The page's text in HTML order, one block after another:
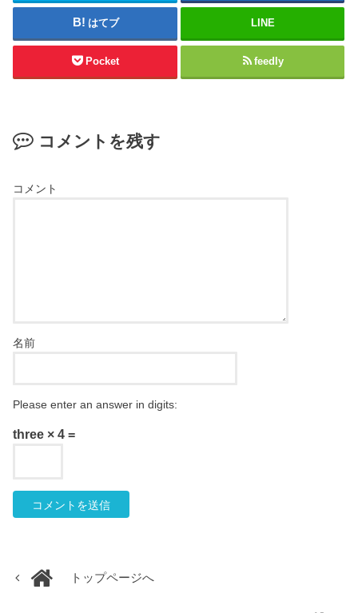
はてブ LINE
Pocket feedly
コメントを残す
コメント
名前
Please enter an answer in digits:
three × 4 =
トップページへ